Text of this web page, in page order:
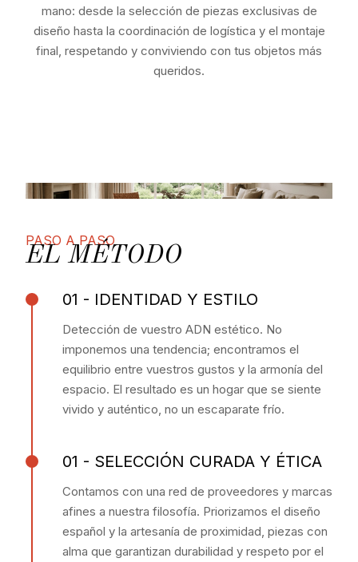
mano: desde la selección de piezas exclusivas de
diseño hasta la coordinación de logística y el montaje
final, respetando y conviviendo con tus objetos más
queridos.
PASO A PASO
EL MÉTODO
01 - IDENTIDAD Y ESTILO
Detección de vuestro ADN estético. No
imponemos una tendencia; encontramos el
equilibrio entre vuestros gustos y la armonía del
espacio. El resultado es un hogar que se siente
vivido y auténtico, no un escaparate frío.
01 - SELECCIÓN CURADA Y ÉTICA
Contamos con una red de proveedores y marcas
afines a nuestra filosofía. Priorizamos el diseño
español y la artesanía de proximidad, piezas con
alma que garantizan durabilidad y respeto por el